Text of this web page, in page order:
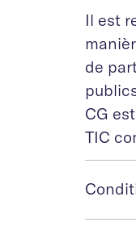
Il est
de
CG
TIC